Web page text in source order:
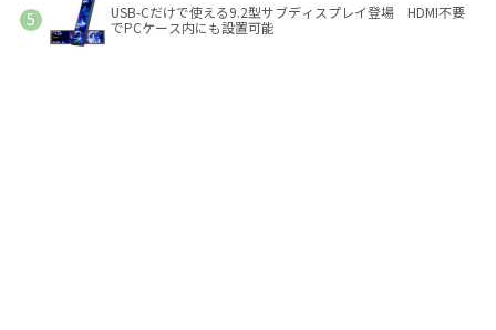
USB-Cだけで使える9.2型サブディスプレイ登場 HDMI不要
でPCケース内にも設置可能